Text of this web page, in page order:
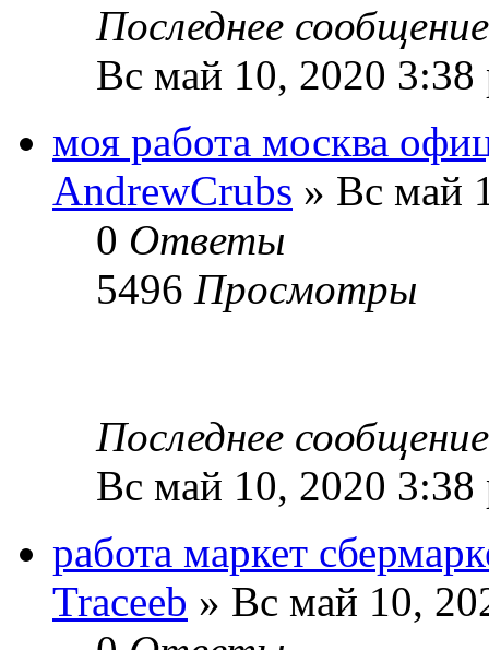
Последнее
Вс май 10, 2020 3:38
моя работа москва
AndrewCrubs » Вс май
0 Ответы
5496 Просмотры
Последнее
Вс май 10, 2020 3:38
работа маркет
Traceeb » Вс май 10,